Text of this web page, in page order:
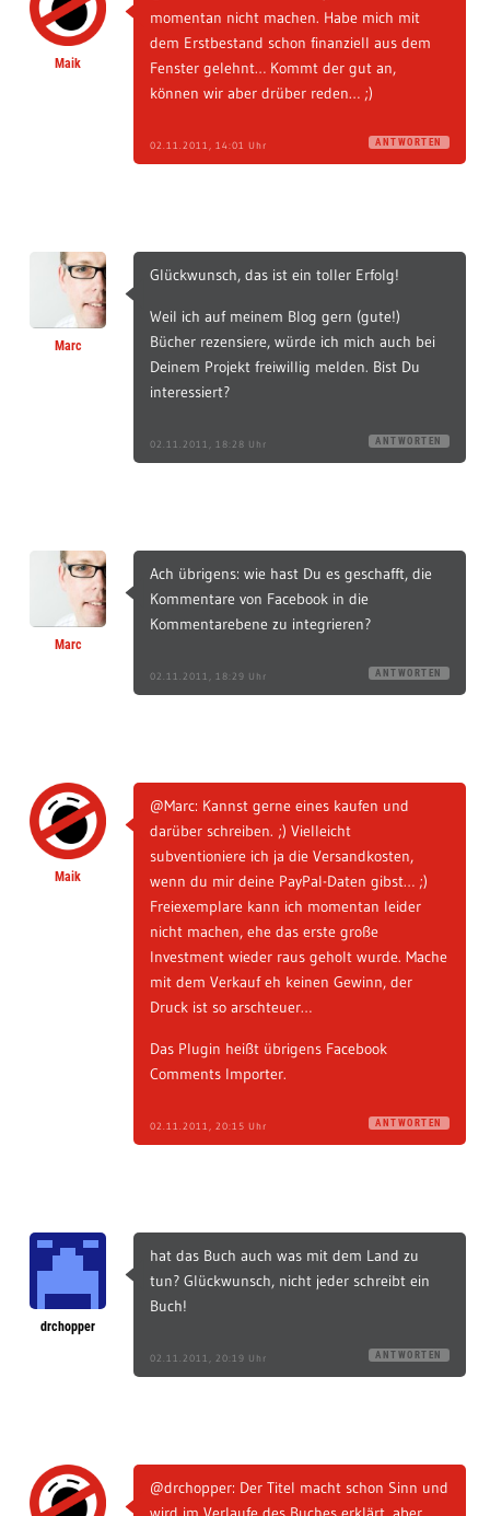
Maik
momentan nicht machen. Habe mich mit
dem Erstbestand schon finanziell aus dem
Fenster gelehnt… Kommt der gut an,
können wir aber drüber reden… ;)
02.11.2011, 14:01 Uhr ANTWORTEN
Marc
Glückwunsch, das ist ein toller Erfolg!
Weil ich auf meinem Blog gern (gute!)
Bücher rezensiere, würde ich mich auch bei
Deinem Projekt freiwillig melden. Bist Du
interessiert?
02.11.2011, 18:28 Uhr ANTWORTEN
Marc
Ach übrigens: wie hast Du es geschafft, die
Kommentare von Facebook in die
Kommentarebene zu integrieren?
02.11.2011, 18:29 Uhr ANTWORTEN
Maik
@Marc: Kannst gerne eines kaufen und
darüber schreiben. ;) Vielleicht
subventioniere ich ja die Versandkosten,
wenn du mir deine PayPal-Daten gibst… ;)
Freiexemplare kann ich momentan leider
nicht machen, ehe das erste große
Investment wieder raus geholt wurde. Mache
mit dem Verkauf eh keinen Gewinn, der
Druck ist so arschteuer…
Das Plugin heißt übrigens Facebook
Comments Importer.
02.11.2011, 20:15 Uhr ANTWORTEN
drchopper
hat das Buch auch was mit dem Land zu
tun? Glückwunsch, nicht jeder schreibt ein
Buch!
02.11.2011, 20:19 Uhr ANTWORTEN
@drchopper: Der Titel macht schon Sinn und